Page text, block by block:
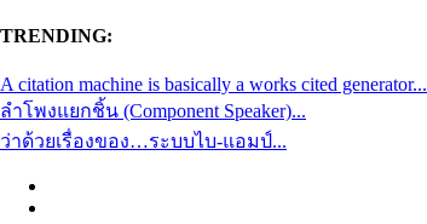
TRENDING:
A citation machine is basically a works cited generator...
ลำโพงแยกชิ้น (Component Speaker)...
ว่าด้วยเรื่องของ…ระบบไบ-แอมป์...